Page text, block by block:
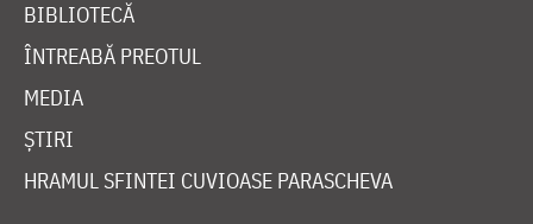
BIBLIOTECĂ
ÎNTREABĂ PREOTUL
MEDIA
ȘTIRI
HRAMUL SFINTEI CUVIOASE PARASCHEVA